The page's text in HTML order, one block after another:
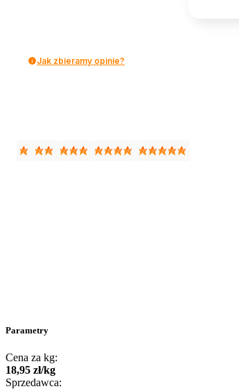
Jak zbieramy opinie?
Parametry
Cena za kg:
18,95 zł/kg
Sprzedawca: